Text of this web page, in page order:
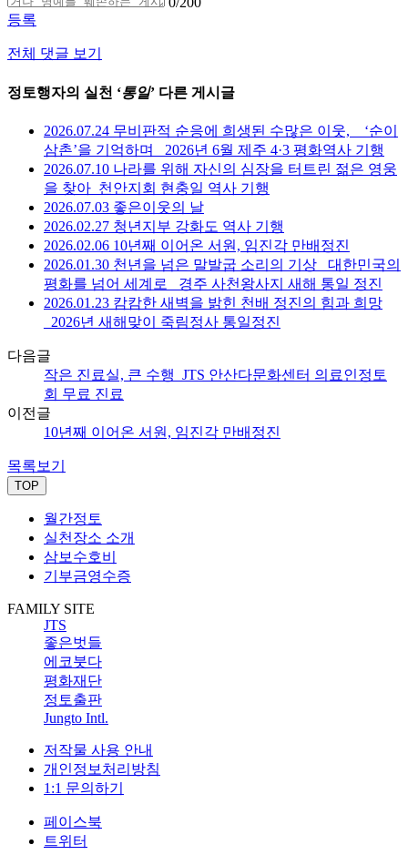
등록
전체 댓글 보기
정토행자의 실천 ‘통일’ 다른 게시글
2026.07.24 무비판적 순응에 희생된 수많은 이웃, _ ‘순이
삼촌’을 기억하며 _2026년 6월 제주 4·3 평화역사 기행
2026.07.10 나라를 위해 자신의 심장을 터트린 젊은 영웅
을 찾아_천안지회 현충일 역사 기행
2026.07.03 좋은이웃의 날
2026.02.27 청년지부 강화도 역사 기행
2026.02.06 10년째 이어온 서원, 임진각 만배정진
2026.01.30 천년을 넘은 말발굽 소리의 기상 _대한민국의
평화를 넘어 세계로 _경주 사천왕사지 새해 통일 정진
2026.01.23 캄캄한 새벽을 밝힌 천배 정진의 힘과 희망
_2026년 새해맞이 죽림정사 통일정진
다음글
작은 진료실, 큰 수행_JTS 안산다문화센터 의료인정토
회 무료 진료
이전글
10년째 이어온 서원, 임진각 만배정진
목록보기
TOP
월간정토
실천장소 소개
삼보수호비
기부금영수증
FAMILY SITE
JTS
좋은벗들
에코붓다
평화재단
정토출판
Jungto Intl.
저작물 사용 안내
개인정보처리방침
1:1 문의하기
페이스북
트위터